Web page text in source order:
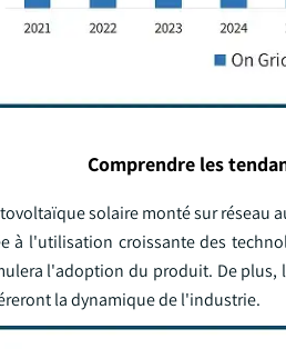
Comprendre les
solaire monté sur réseau
à l'utilisation croissante des
l'adoption du produit. De plus,
la dynamique de l'industrie.